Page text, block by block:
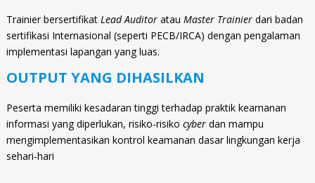
Trainier bersertifikat Lead Auditor atau Master Trainier dari badan
sertifikasi Internasional (seperti PECB/IRCA) dengan pengalaman
implementasi lapangan yang luas.
OUTPUT YANG DIHASILKAN
Peserta memiliki kesadaran tinggi terhadap praktik keamanan
informasi yang diperlukan, risiko-risiko cyber dan mampu
mengimplementasikan kontrol keamanan dasar lingkungan kerja
sehari-hari